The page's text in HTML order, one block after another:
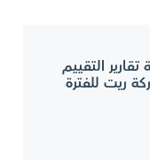
التقييم
ريت للفترة